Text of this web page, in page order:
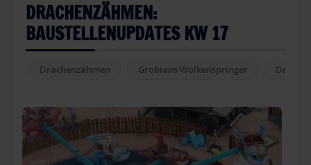
DRACHENZÄHMEN:
BAUSTELLENUPDATES KW 17
Drachenzähmen Grobians Wolkenspringer